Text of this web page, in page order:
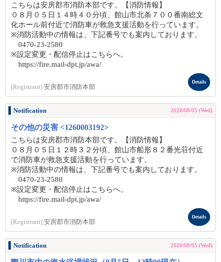
こちらは安房郡市消防本部です。【消防情報】
０８月０５日１４時４０分頃、館山市北条７００番南総文
化ホール前付近で消防車が救急支援活動を行っています。
※消防活動中の情報は、下記番号でも案内しております。
0470-23-2580
※設定変更・配信停止はこちらへ。
https://fire.mail-dpt.jp/awa/
[Registrant] 安房郡市消防本部
Details
Notification 2026/08/05 (Wed)
その他の災害 <1260003192>
こちらは安房郡市消防本部です。【消防情報】
０８月０５日１２時３２分頃、館山市船形８２番光荘付近
で消防車が救急支援活動を行っています。
※消防活動中の情報は、下記番号でも案内しております。
0470-23-2580
※設定変更・配信停止はこちらへ。
https://fire.mail-dpt.jp/awa/
[Registrant] 安房郡市消防本部
Details
Notification 2026/08/05 (Wed)